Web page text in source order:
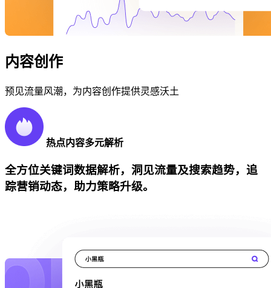
内容创作
预见流量风潮，为内容创作提供灵感沃土
热点内容多元解析
全方位关键词数据解析，洞见流量及搜索趋势，追
踪营销动态，助力策略升级。